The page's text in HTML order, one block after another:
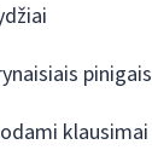
pinigais
klausimai